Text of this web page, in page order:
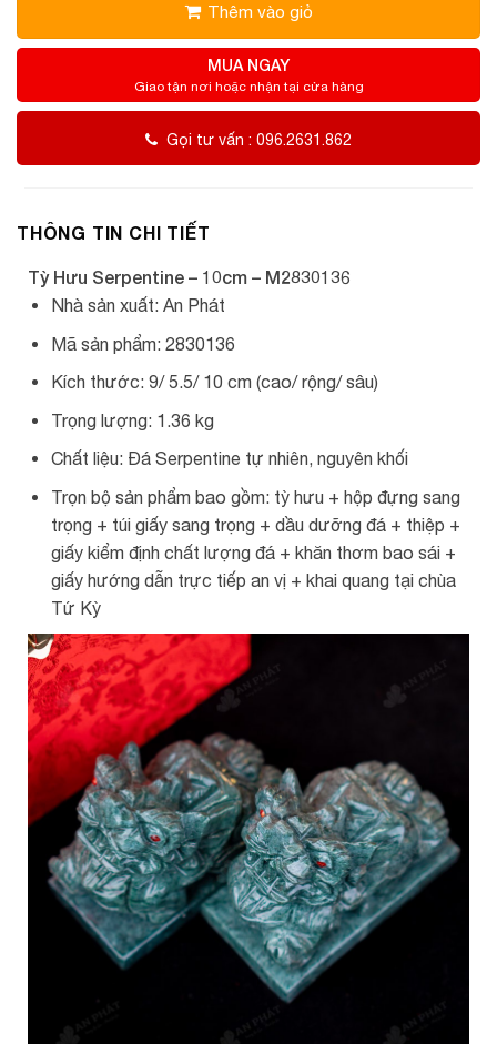
Thêm vào giỏ
MUA NGAY
Giao tận nơi hoặc nhận tại cửa hàng
Gọi tư vấn : 096.2631.862
THÔNG TIN CHI TIẾT
Tỳ Hưu Serpentine – 10cm – M2830136
Nhà sản xuất: An Phát
Mã sản phẩm: 2830136
Kích thước: 9/ 5.5/ 10 cm (cao/ rộng/ sâu)
Trọng lượng: 1.36 kg
Chất liệu: Đá Serpentine tự nhiên, nguyên khối
Trọn bộ sản phẩm bao gồm: tỳ hưu + hộp đựng sang
trọng + túi giấy sang trọng + dầu dưỡng đá + thiệp +
giấy kiểm định chất lượng đá + khăn thơm bao sái +
giấy hướng dẫn trực tiếp an vị + khai quang tại chùa
Tứ Kỳ